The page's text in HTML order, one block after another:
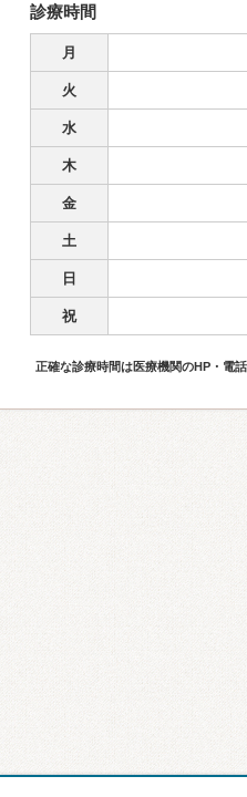
診療時間
月
火
水
木
金
土
日
祝
正確な診療時間は医療機関のHP・電